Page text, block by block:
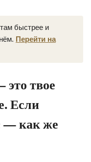
быстрее и
Перейти на
твое
Если
— как же